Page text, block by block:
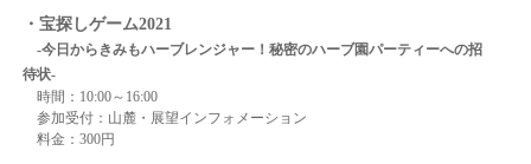
・宝探しゲーム2021
-今日からきみもハーブレンジャー！秘密のハーブ園パーティーへの招
待状-
時間：10:00～16:00
参加受付：山麓・展望インフォメーション
料金：300円